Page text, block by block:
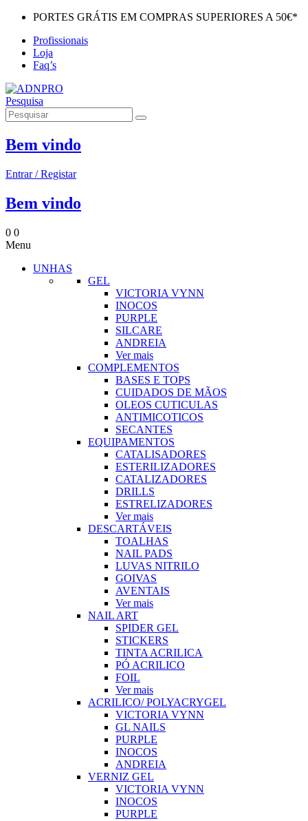
PORTES GRÁTIS EM COMPRAS SUPERIORES A 50€*
Profissionais
Loja
Faq’s
Pesquisa
Bem vindo
Entrar / Registar
Bem vindo
0 0
Menu
UNHAS
GEL
VICTORIA VYNN
INOCOS
PURPLE
SILCARE
ANDREIA
Ver mais
COMPLEMENTOS
BASES E TOPS
CUIDADOS DE MÃOS
OLEOS CUTICULAS
ANTIMICOTICOS
SECANTES
EQUIPAMENTOS
CATALISADORES
ESTERILIZADORES
CATALIZADORES
DRILLS
ESTRELIZADORES
Ver mais
DESCARTÁVEIS
TOALHAS
NAIL PADS
LUVAS NITRILO
GOIVAS
AVENTAIS
Ver mais
NAIL ART
SPIDER GEL
STICKERS
TINTA ACRILICA
PÓ ACRILICO
FOIL
Ver mais
ACRILICO/ POLYACRYGEL
VICTORIA VYNN
GL NAILS
PURPLE
INOCOS
ANDREIA
VERNIZ GEL
VICTORIA VYNN
INOCOS
PURPLE